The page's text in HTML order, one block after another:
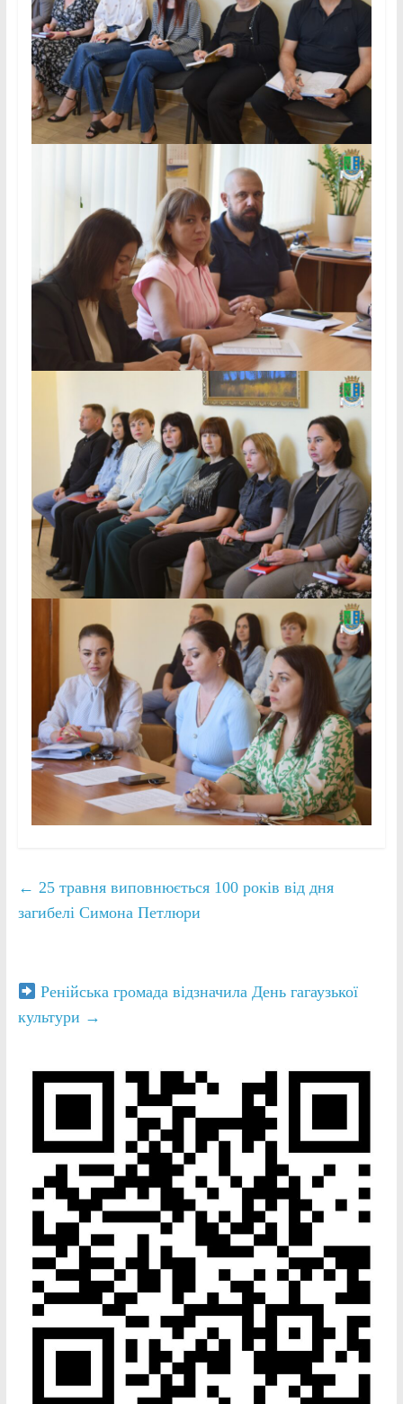
← 25 травня виповнюється 100 років від дня
загибелі Симона Петлюри
Ренійська громада відзначила День гагаузької
культури →